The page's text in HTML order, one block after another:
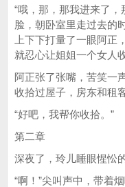
“哦，那，那我进来了
脸，朝卧室里走过去的
上下下打量了一眼阿正
就忍心让姐姐一个女人
阿正张了张嘴，苦笑一
收拾过屋子，房东和租
“好吧，我帮你收拾。”
第二章
深夜了，玲儿睡眼惺忪
“啊！”尖叫声中，带着